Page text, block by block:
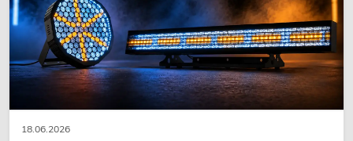
18.06.2026